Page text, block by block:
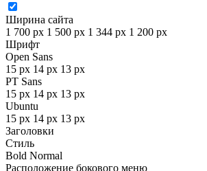
Ширина сайта
1 700 px 1 500 px 1 344 px 1 200 px
Шрифт
Open Sans
15 px 14 px 13 px
PT Sans
15 px 14 px 13 px
Ubuntu
15 px 14 px 13 px
Заголовки
Стиль
Bold Normal
Расположение бокового меню